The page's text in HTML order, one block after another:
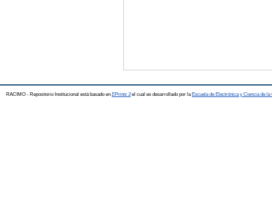
RACIMO - Repositorio Institucional está basado en EPrints 3el cual es desarrollado por la Escuela de Electrónica y Ciencia de la